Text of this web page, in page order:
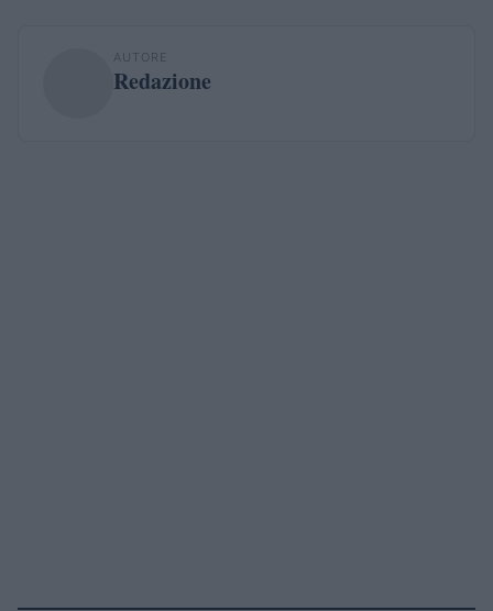
AUTORE
Redazione